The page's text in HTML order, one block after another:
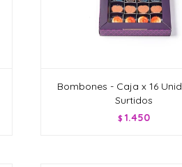
Bombones - Caja x 16
Surtidos
$ 1.450